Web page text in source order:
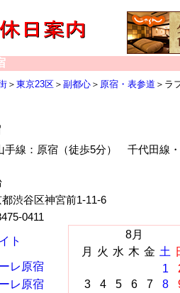
＞ 東京23区 ＞ 副都心 ＞ 原宿・表参道 ＞ラ
手線：原宿（徒歩5分） 千代田線
渋谷区神宮前1-11-6
0411
ト
レ原宿
レ原宿
8月
月
火 水 木 金 土
1
3
4 5 6 7 8